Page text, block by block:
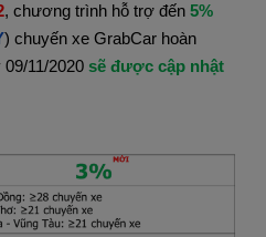
, chương trình hỗ trợ đến 5%
) chuyến xe GrabCar hoàn
11/2020 sẽ được cập nhật